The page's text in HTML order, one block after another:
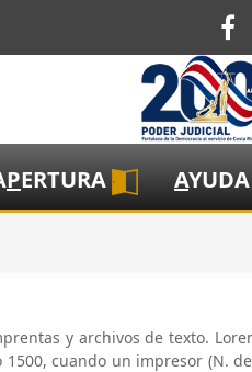
PERTURA AYUDA
y archivos de texto.
cuando un impresor (N.